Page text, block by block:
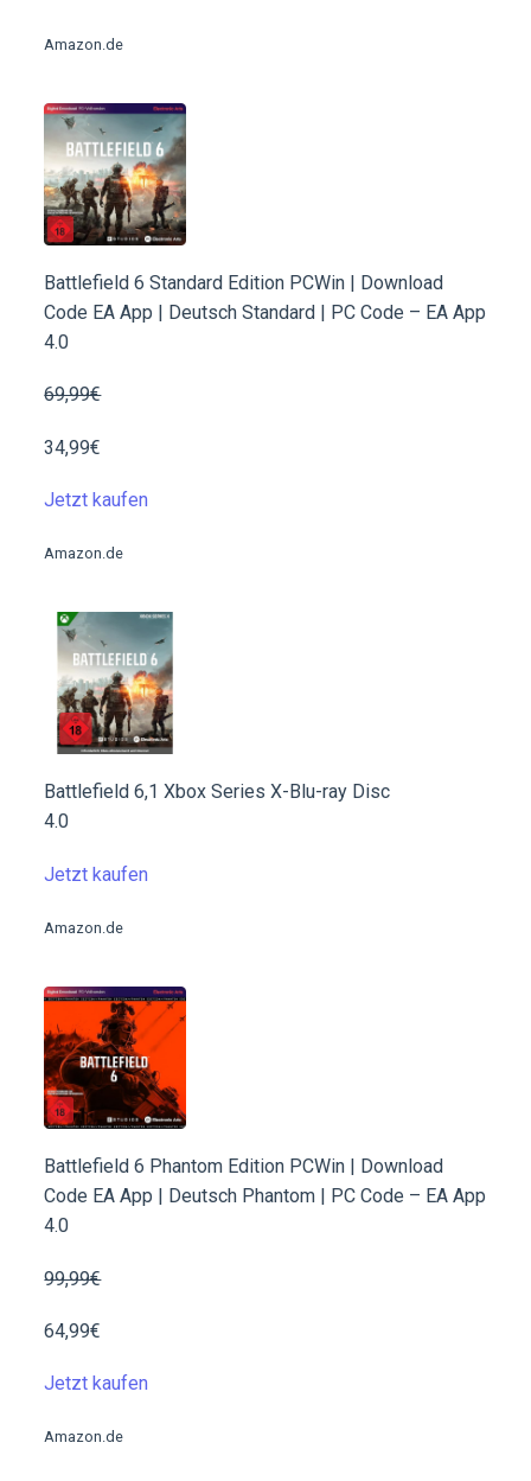
Amazon.de
Battlefield 6 Standard Edition PCWin | Download
Code EA App | Deutsch Standard | PC Code – EA App
4.0
69,99€
34,99€
Jetzt kaufen
Amazon.de
Battlefield 6,1 Xbox Series X-Blu-ray Disc
4.0
Jetzt kaufen
Amazon.de
Battlefield 6 Phantom Edition PCWin | Download
Code EA App | Deutsch Phantom | PC Code – EA App
4.0
99,99€
64,99€
Jetzt kaufen
Amazon.de